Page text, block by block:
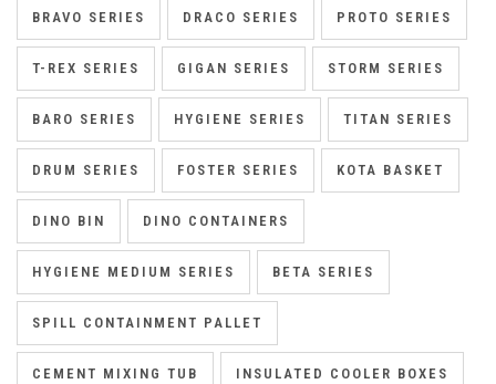
BRAVO SERIES DRACO SERIES PROTO SERIES
T-REX SERIES GIGAN SERIES STORM SERIES
BARO SERIES HYGIENE SERIES TITAN SERIES
DRUM SERIES FOSTER SERIES KOTA BASKET
DINO BIN DINO CONTAINERS
HYGIENE MEDIUM SERIES BETA SERIES
SPILL CONTAINMENT PALLET
CEMENT MIXING TUB INSULATED COOLER BOXES